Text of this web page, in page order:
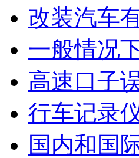
改装汽车
一般情况
高速口子
行车记录
国内和国